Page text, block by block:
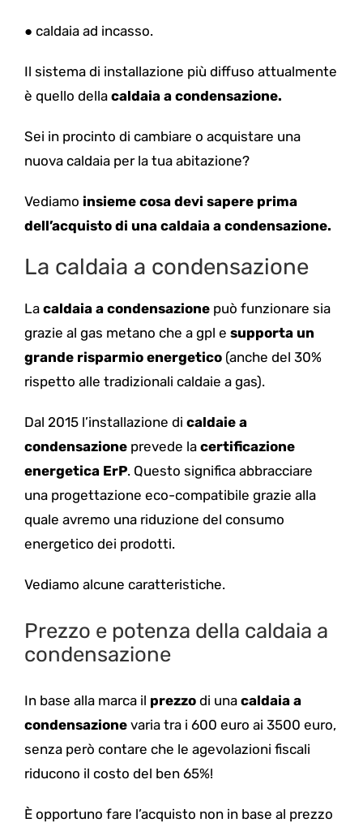
● caldaia ad incasso.
Il sistema di installazione più diffuso attualmente
è quello della caldaia a condensazione.
Sei in procinto di cambiare o acquistare una
nuova caldaia per la tua abitazione?
Vediamo insieme cosa devi sapere prima
dell’acquisto di una caldaia a condensazione.
La caldaia a condensazione
La caldaia a condensazionepuò funzionare sia
grazie al gas metano che a gpl e supporta un
grande risparmio energetico (anche del 30%
rispetto alle tradizionali caldaie a gas).
Dal 2015 l’installazione di caldaie a
condensazioneprevede la certificazione
energetica ErP. Questo significa abbracciare
una progettazione eco-compatibile grazie alla
quale avremo una riduzione del consumo
energetico dei prodotti.
Vediamo alcune caratteristiche.
Prezzo e potenza della caldaia a
condensazione
In base alla marca il prezzodi una caldaia a
condensazionevaria tra i 600 euro ai 3500 euro,
senza però contare che le agevolazioni fiscali
riducono il costo del ben 65%!
È opportuno fare l’acquisto non in base al prezzo